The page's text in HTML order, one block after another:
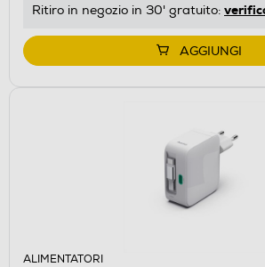
Ritiro in negozio in 30' gratuito:
AGGIUNGI
ALIMENTATORI